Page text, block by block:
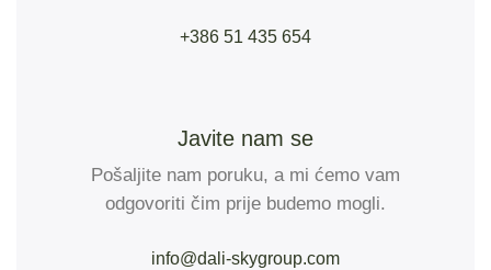
+386 51 435 654
Javite nam se
Pošaljite nam poruku, a mi ćemo vam
odgovoriti čim prije budemo mogli.
info@dali-skygroup.com